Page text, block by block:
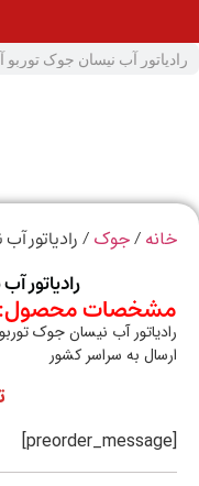
/جوک/ رادیاتور آب
رادیاتور آب
محصول:
آب نیسان جوک توربو آکبند
به سراسر کشور